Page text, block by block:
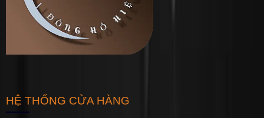
HỆ THỐNG CỬA HÀNG